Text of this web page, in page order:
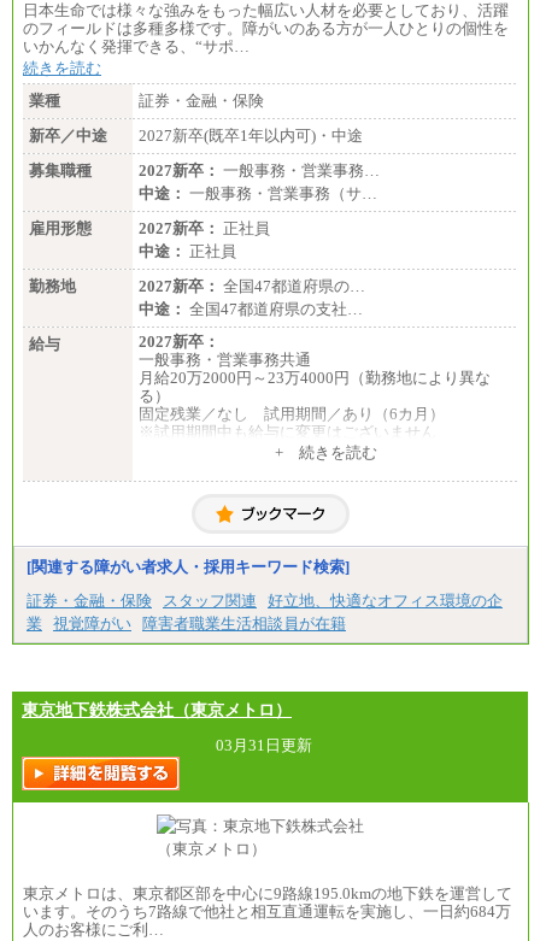
日本生命では様々な強みをもった幅広い人材を必要としており、活躍
のフィールドは多種多様です。障がいのある方が一人ひとりの個性を
いかんなく発揮できる、“サポ…
続きを読む
業種
証券・金融・保険
新卒／中途
2027新卒(既卒1年以内可)・中途
募集職種
2027新卒： 一般事務・営業事務…
中途： 一般事務・営業事務（サ…
雇用形態
2027新卒： 正社員
中途： 正社員
勤務地
2027新卒： 全国47都道府県の…
中途： 全国47都道府県の支社…
給与
2027新卒：
一般事務・営業事務共通
月給20万2000円～23万4000円（勤務地により異な
る）
固定残業／なし 試用期間／あり（6カ月）
※試用期間中も給与に変更はございません
月給20万2000円～23万4000円（勤務地により異な
固定残業／なし 試用期間／あり（6か月）
+ 続きを読む
[関連する障がい者求人・採用キーワード検索]
証券・金融・保険
スタッフ関連
好立地、快適なオフィス環境の企
業
視覚障がい 障害者職業生活相談員が在籍
東京地下鉄株式会社（東京メトロ）
03月31日更新
東京メトロは、東京都区部を中心に9路線195.0kmの地下鉄を運営して
います。そのうち7路線で他社と相互直通運転を実施し、一日約684万
人のお客様にご利…